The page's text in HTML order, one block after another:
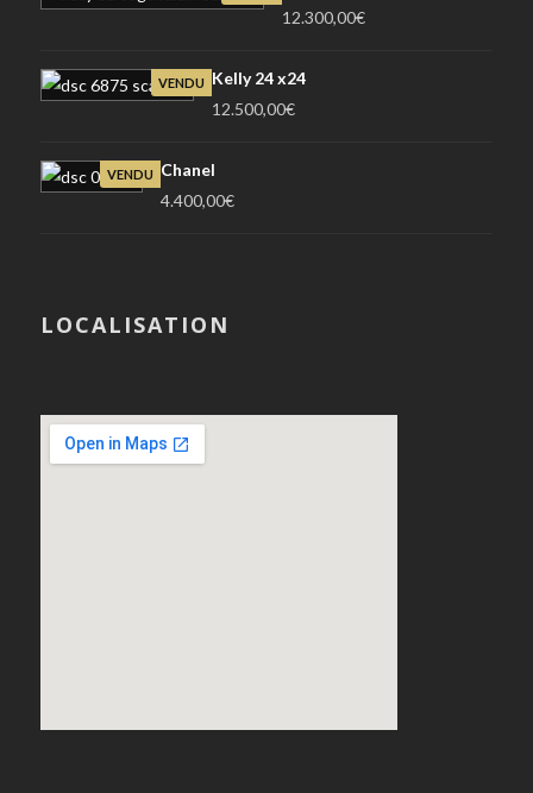
12.300,00€
VENDU
Kelly 24 x24
12.500,00€
VENDU
Chanel
4.400,00€
LOCALISATION